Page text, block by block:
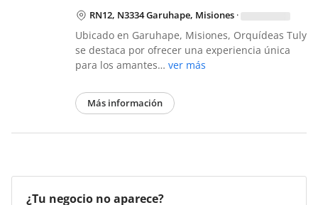
RN12, N3334 Garuhape, Misiones ·
Ubicado en Garuhape, Misiones, Orquídeas Tuly
se destaca por ofrecer una experiencia única
para los amantes… ver más
Más información
¿Tu negocio no aparece?